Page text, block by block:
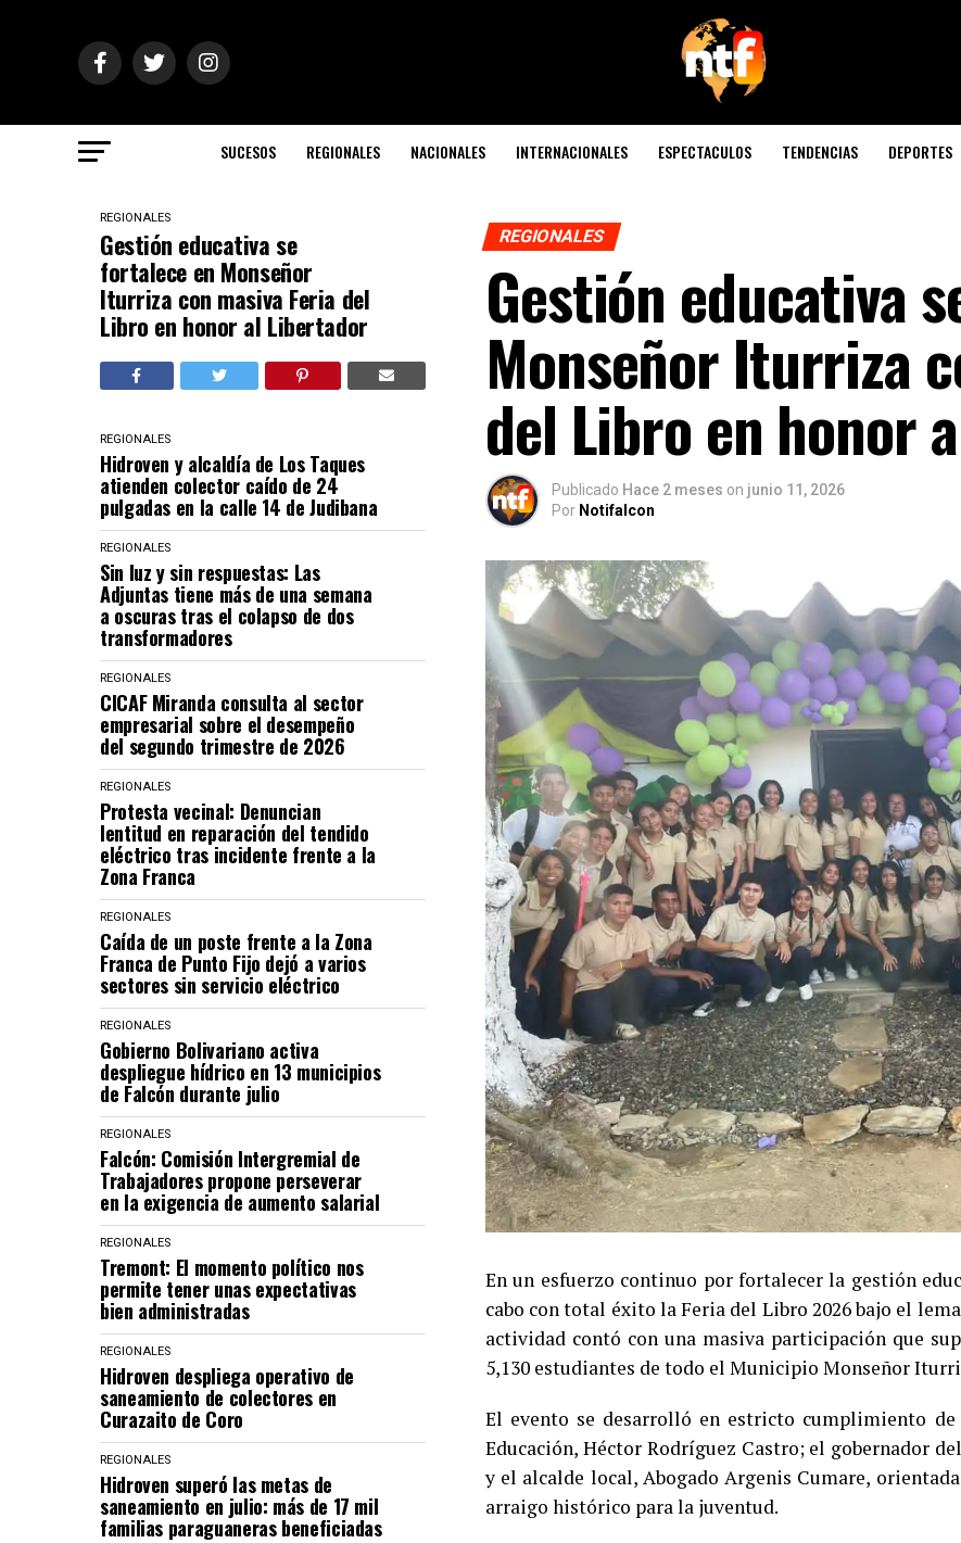
SUCESOS REGIONALES NACIONALES INTERNACIONALES ESPECTACULOS TENDENCIAS DEPORTES
REGIONALES
Gestión educativa se
fortalece en Monseñor
Iturriza con masiva Feria del
Libro en honor al Libertador
REGIONALES
Hidroven y alcaldía de Los Taques
atienden colector caído de 24
pulgadas en la calle 14 de Judibana
REGIONALES
Sin luz y sin respuestas: Las
Adjuntas tiene más de una semana
a oscuras tras el colapso de dos
transformadores
REGIONALES
CICAF Miranda consulta al sector
empresarial sobre el desempeño
del segundo trimestre de 2026
REGIONALES
Protesta vecinal: Denuncian
lentitud en reparación del tendido
eléctrico tras incidente frente a la
Zona Franca
REGIONALES
Caída de un poste frente a la Zona
Franca de Punto Fijo dejó a varios
sectores sin servicio eléctrico
REGIONALES
Gobierno Bolivariano activa
despliegue hídrico en 13 municipios
de Falcón durante julio
REGIONALES
Falcón: Comisión Intergremial de
Trabajadores propone perseverar
en la exigencia de aumento salarial
REGIONALES
Tremont: El momento político nos
permite tener unas expectativas
bien administradas
REGIONALES
Hidroven despliega operativo de
saneamiento de colectores en
Curazaito de Coro
REGIONALES
Hidroven superó las metas de
saneamiento en julio: más de 17 mil
familias paraguaneras beneficiadas
REGIONALES
Gestión educativa
Monseñor Iturriza
del Libro en honor
Publicado Hace 2 meses on junio 11, 2026
Por Notifalcon
En un esfuerzo continuo por fortalecer la gestión
cabo con total éxito la Feria del Libro 2026 bajo el
actividad contó con una masiva participación que
5,130 estudiantes de todo el Municipio Monseñor
​El evento se desarrolló en estricto cumplimiento
Educación, Héctor Rodríguez Castro; el gobernador
y el alcalde local, Abogado Argenis Cumare,
arraigo histórico para la juventud.